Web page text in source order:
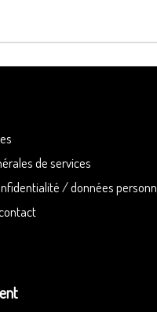
de services
/ données